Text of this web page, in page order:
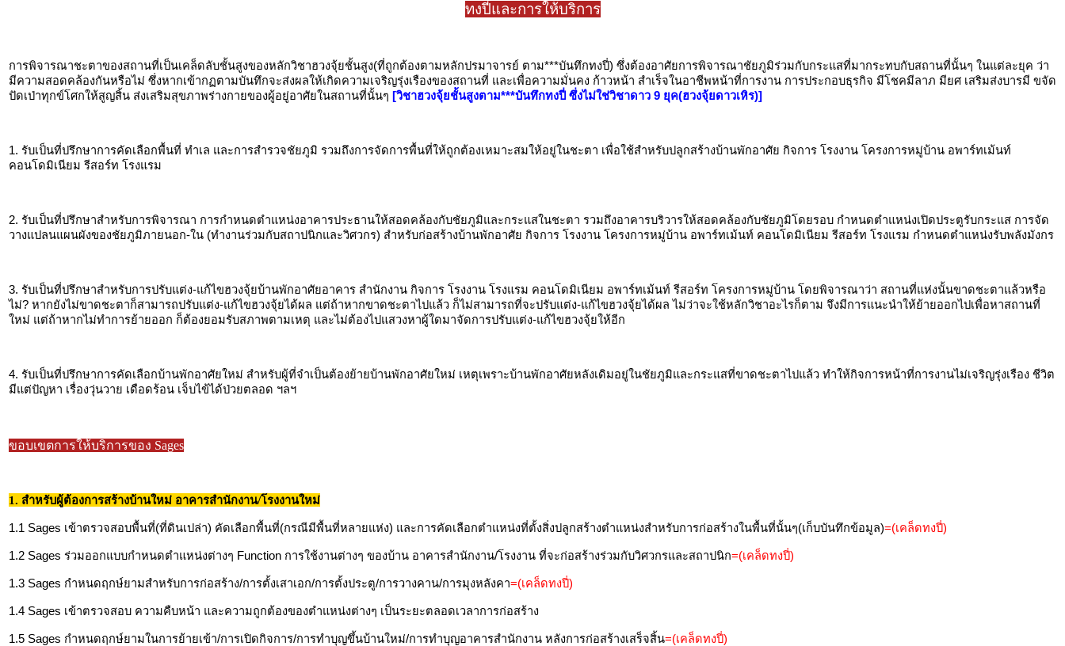
ทงปี่และการให้บริการ
การพิจารณาชะตาของสถานที่เป็นเคล็ดลับชั้นสูงของหลักวิชาฮวงจุ้ยชั้นสูง(ที่ถูกต้องตามหลักปรมาจารย์ ตาม***บันทึกทงปี่) ซึ่งต้องอาศัยการพิจารณาชัยภูมิร่วมกับกระแสที่มากระทบกับสถานที่นั้นๆ ในแต่ละยุค ว่า
มีความสอดคล้องกันหรือไม่ ซึ่งหากเข้ากฏตามบันทึกจะส่งผลให้เกิดความเจริญรุ่งเรืองของสถานที่ และเพื่อความมั่นคง ก้าวหน้า สำเร็จในอาชีพหน้าที่การงาน การประกอบธุรกิจ มีโชคมีลาภ มียศ เสริมส่งบารมี ขจัด
ปัดเป่าทุกข์โศกให้สูญสิ้น ส่งเสริมสุขภาพร่างกายของผู้อยู่อาศัยในสถานที่นั้นๆ [วิชาฮวงจุ้ยชั้นสูงตาม***บันทึกทงปี่ ซึ่งไม่ใช่วิชาดาว 9 ยุค(ฮวงจุ้ยดาวเหิร)]
1. รับเป็นที่ปรึกษาการคัดเลือกพื้นที่ ทำเล และการสำรวจชัยภูมิ รวมถึงการจัดการพื้นที่ให้ถูกต้องเหมาะสมให้อยู่ในชะตา เพื่อใช้สำหรับปลูกสร้างบ้านพักอาศัย กิจการ โรงงาน โครงการหมู่บ้าน อพาร์ทเม้นท์
คอนโดมิเนียม รีสอร์ท โรงแรม
2. รับเป็นที่ปรึกษาสำหรับการพิจารณา การกำหนดตำแหน่งอาคารประธานให้สอดคล้องกับชัยภูมิและกระแสในชะตา รวมถึงอาคารบริวารให้สอดคล้องกับชัยภูมิโดยรอบ กำหนดตำแหน่งเปิดประตูรับกระแส การจัด
วางแปลนแผนผังของชัยภูมิภายนอก-ใน (ทำงานร่วมกับสถาปนิกและวิศวกร) สำหรับก่อสร้างบ้านพักอาศัย กิจการ โรงงาน โครงการหมู่บ้าน อพาร์ทเม้นท์ คอนโดมิเนียม รีสอร์ท โรงแรม กำหนดตำแหน่งรับพลังมังกร
3. รับเป็นที่ปรึกษาสำหรับการปรับแต่ง-แก้ไขฮวงจุ้ยบ้านพักอาศัยอาคาร สำนักงาน กิจการ โรงงาน โรงแรม คอนโดมิเนียม อพาร์ทเม้นท์ รีสอร์ท โครงการหมู่บ้าน โดยพิจารณาว่า สถานที่แห่งนั้นขาดชะตาแล้วหรือ
ไม่? หากยังไม่ขาดชะตาก็สามารถปรับแต่ง-แก้ไขฮวงจุ้ยได้ผล แต่ถ้าหากขาดชะตาไปแล้ว ก็ไม่สามารถที่จะปรับแต่ง-แก้ไขฮวงจุ้ยได้ผล ไม่ว่าจะใช้หลักวิชาอะไรก็ตาม จึงมีการแนะนำให้ย้ายออกไปเพื่อหาสถานที่
ใหม่ แต่ถ้าหากไม่ทำการย้ายออก ก็ต้องยอมรับสภาพตามเหตุ และไม่ต้องไปแสวงหาผู้ใดมาจัดการปรับแต่ง-แก้ไขฮวงจุ้ยให้อีก
4. รับเป็นที่ปรึกษาการคัดเลือกบ้านพักอาศัยใหม่ สำหรับผู้ที่จำเป็นต้องย้ายบ้านพักอาศัยใหม่ เหตุเพราะบ้านพักอาศัยหลังเดิมอยู่ในชัยภูมิและกระแสที่ขาดชะตาไปแล้ว ทำให้กิจการหน้าที่การงานไม่เจริญรุ่งเรือง ชีวิต
มีแต่ปัญหา เรื่องวุ่นวาย เดือดร้อน เจ็บไข้ได้ป่วยตลอด ฯลฯ
ขอบเขตการให้บริการของ Sages
1. สำหรับผู้ต้องการสร้างบ้านใหม่ อาคารสำนักงาน/โรงงานใหม่
1.1 Sages เข้าตรวจสอบพื้นที่(ที่ดินเปล่า) คัดเลือกพื้นที่(กรณีมีพื้นที่หลายแห่ง) และการคัดเลือกตำแหน่งที่ตั้งสิ่งปลูกสร้างตำแหน่งสำหรับการก่อสร้างในพื้นที่นั้นๆ(เก็บบันทึกข้อมูล)=(เคล็ดทงปี่)
1.2 Sages ร่วมออกแบบกำหนดตำแหน่งต่างๆ Function การใช้งานต่างๆ ของบ้าน อาคารสำนักงาน/โรงงาน ที่จะก่อสร้างร่วมกับวิศวกรและสถาปนิก=(เคล็ดทงปี่)
1.3 Sages กำหนดฤกษ์ยามสำหรับการก่อสร้าง/การตั้งเสาเอก/การตั้งประตู/การวางคาน/การมุงหลังคา=(เคล็ดทงปี่)
1.4 Sages เข้าตรวจสอบ ความคืบหน้า และความถูกต้องของตำแหน่งต่างๆ เป็นระยะตลอดเวลาการก่อสร้าง
1.5 Sages กำหนดฤกษ์ยามในการย้ายเข้า/การเปิดกิจการ/การทำบุญขึ้นบ้านใหม่/การทำบุญอาคารสำนักงาน หลังการก่อสร้างเสร็จสิ้น=(เคล็ดทงปี่)